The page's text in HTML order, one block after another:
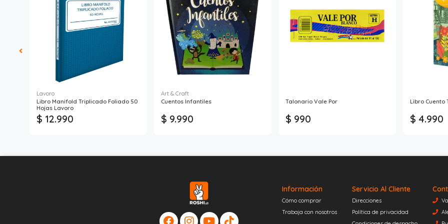
Lavoro
Libro Manifold Triplicado Foliado 50
Hojas Lavoro
$ 12.990
Art & Craft
Cuentos Infantiles
$ 9.990
Talonario Vale Por
$ 990
Libro Cuento
$ 4.990
Información
Cómo comprar
Trabaja con nosotros
Servicio Al Cliente
Direcciones
Política de privacidad